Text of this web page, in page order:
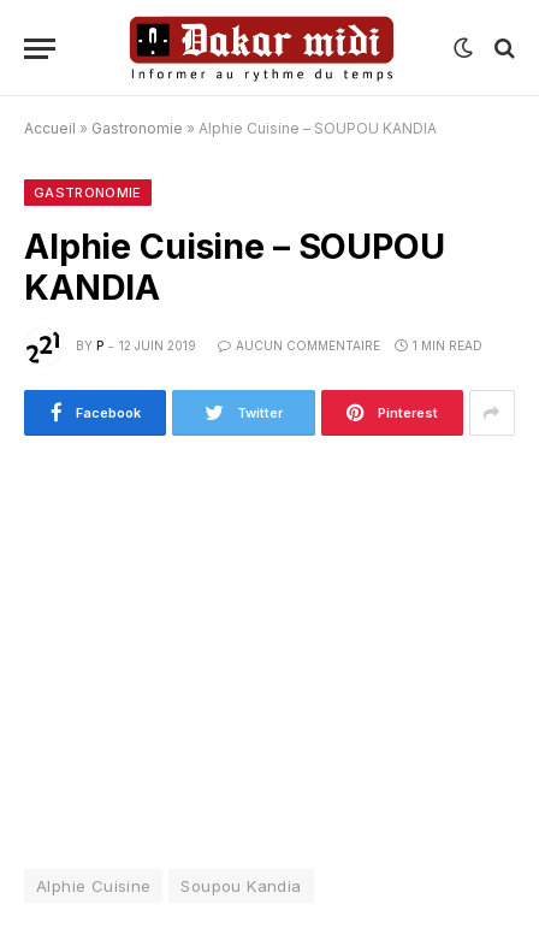
Accueil » Gastronomie » Alphie Cuisine – SOUPOU KANDIA
GASTRONOMIE
Alphie Cuisine – SOUPOU
KANDIA
BY P 12 JUIN 2019 AUCUN COMMENTAIRE 1 MIN READ
Facebook Twitter Pinterest
Alphie Cuisine Soupou Kandia